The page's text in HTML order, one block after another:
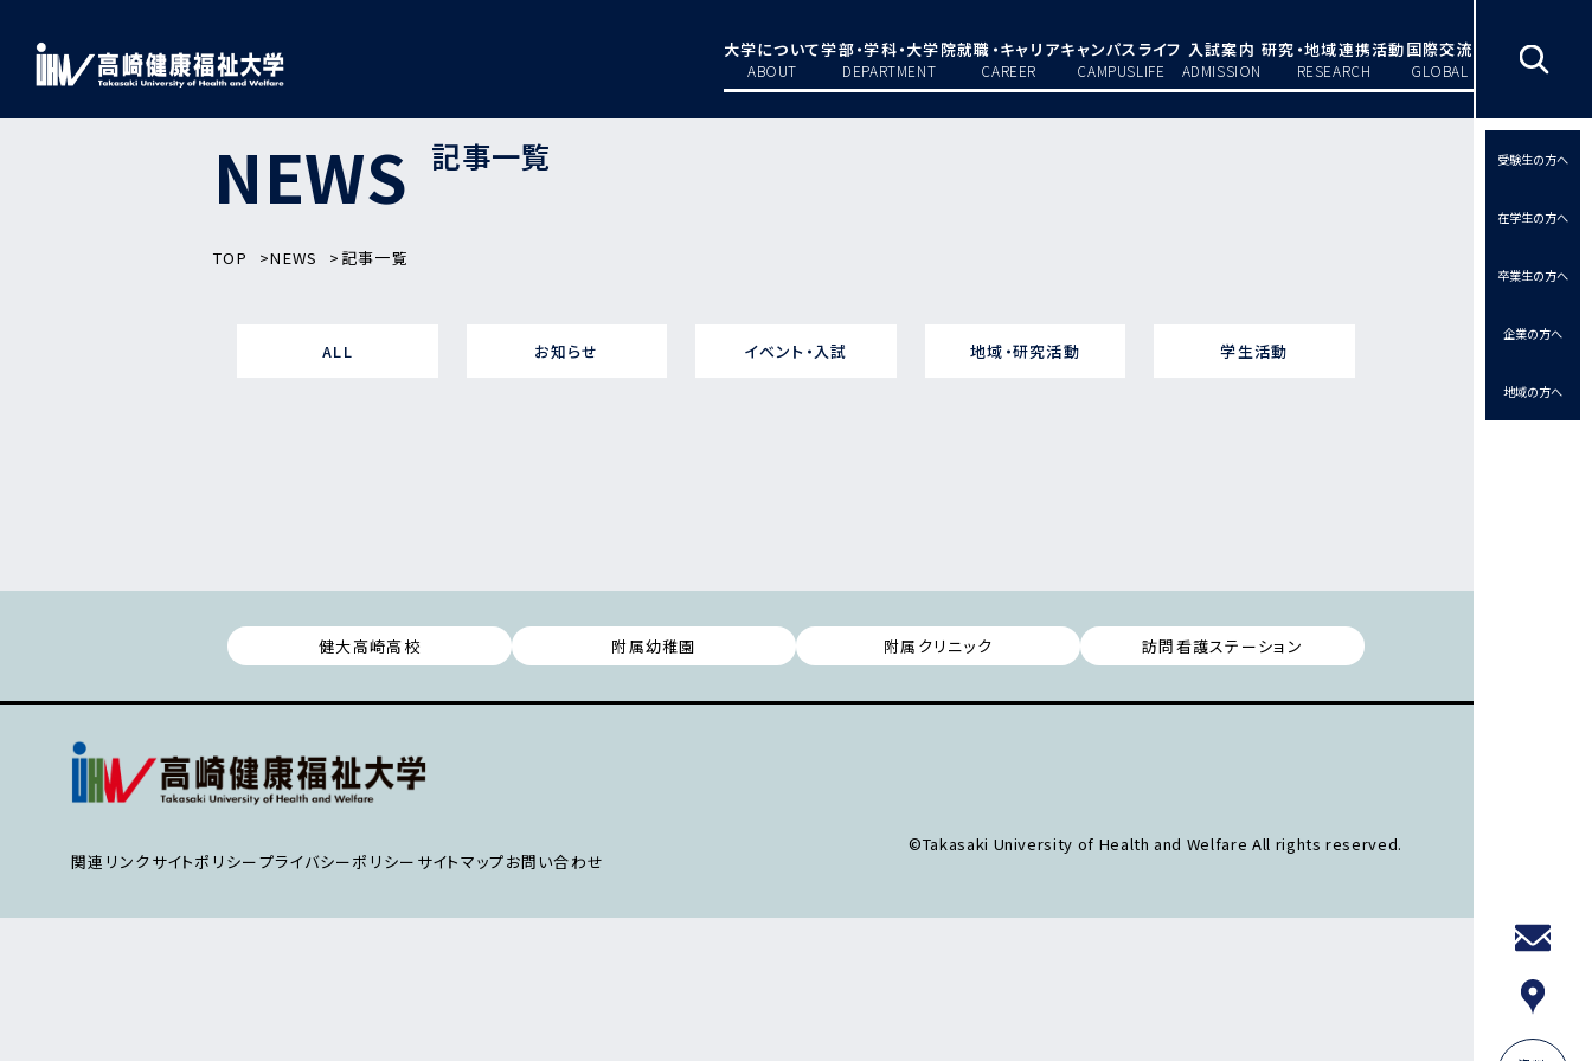
大学について
ABOUT
学部・学科・大学院
DEPARTMENT
就職・キャリア
CAREER
キャンパスライフ
CAMPUSLIFE
入試案内
ADMISSION
研究・地域連携活動
RESEARCH
国際交流
GLOBAL
受験生の方へ
在学生の方へ
卒業生の方へ
企業の方へ
地域の方へ
NEWS 記事一覧
TOP NEWS 記事一覧
ALL お知らせ イベント・入試 地域・研究活動 学生活動
健大高崎高校 附属幼稚園 附属クリニック 訪問看護ステーション
関連リンクサイトポリシープライバシーポリシー サイトマップお問い合わせ
©Takasaki University of Health and Welfare All rights reserved.